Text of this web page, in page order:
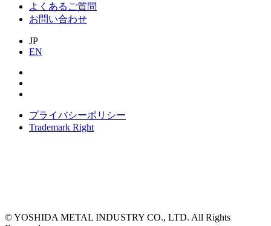
よくあるご質問
お問い合わせ
JP
EN
プライバシーポリシー
Trademark Right
© YOSHIDA METAL INDUSTRY CO., LTD. All Rights